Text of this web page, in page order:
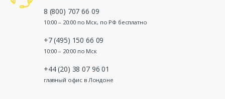
8 (800) 707 66 09
10:00 – 20:00 по Мск, по РФ бесплатно
+7 (495) 150 66 09
10:00 – 20:00 по Мск
+44 (20) 38 07 96 01
главный офис в Лондоне